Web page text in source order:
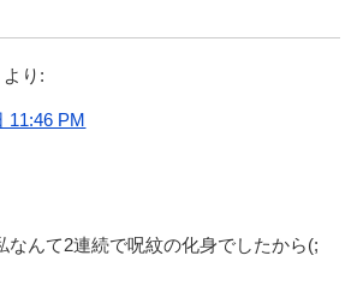
より:
11:46 PM
なんて2連続で呪紋の化身でしたから(;